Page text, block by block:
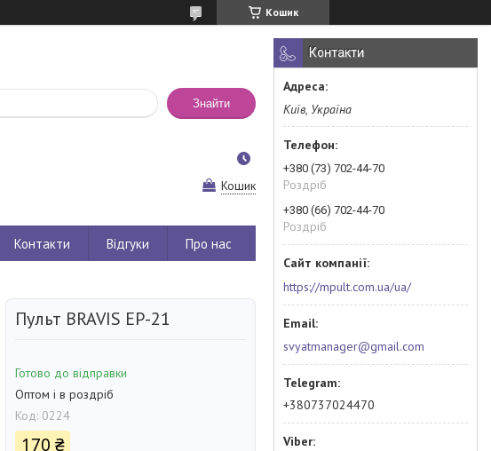
Кошик
Знайти
Кошик
Контакти Відгуки Про нас
Пульт BRAVIS EP-21
Готово до відправки
Оптом і в роздріб
Код: 0224
170 ₴
Контакти
Київ, Україна
+380 (73) 702-44-70
Роздріб
+380 (66) 702-44-70
Роздріб
https://mpult.com.ua/ua/
svyatmanager@gmail.com
+380737024470